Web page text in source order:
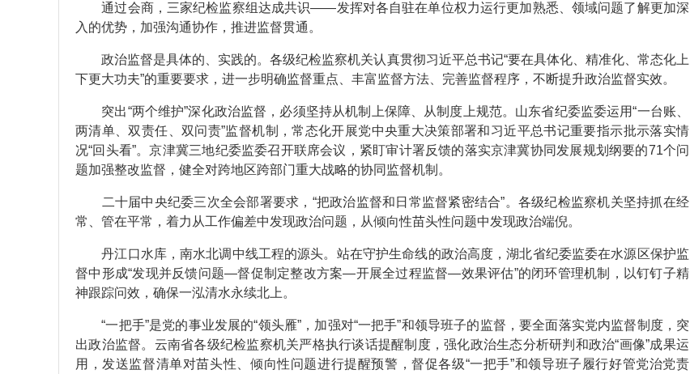
通过会商，三家纪检监察组达成共识——发挥对各自驻在单位权力运行更加熟悉、领域问题了解更加深
入的优势，加强沟通协作，推进监督贯通。
政治监督是具体的、实践的。各级纪检监察机关认真贯彻习近平总书记“要在具体化、精准化、常态化上
下更大功夫”的重要要求，进一步明确监督重点、丰富监督方法、完善监督程序，不断提升政治监督实效。
突出“两个维护”深化政治监督，必须坚持从机制上保障、从制度上规范。山东省纪委监委运用“一台账、
两清单、双责任、双问责”监督机制，常态化开展党中央重大决策部署和习近平总书记重要指示批示落实情
况“回头看”。京津冀三地纪委监委召开联席会议，紧盯审计署反馈的落实京津冀协同发展规划纲要的71个问
题加强整改监督，健全对跨地区跨部门重大战略的协同监督机制。
二十届中央纪委三次全会部署要求，“把政治监督和日常监督紧密结合”。各级纪检监察机关坚持抓在经
常、管在平常，着力从工作偏差中发现政治问题，从倾向性苗头性问题中发现政治端倪。
丹江口水库，南水北调中线工程的源头。站在守护生命线的政治高度，湖北省纪委监委在水源区保护监
督中形成“发现并反馈问题—督促制定整改方案—开展全过程监督—效果评估”的闭环管理机制，以钉钉子精
神跟踪问效，确保一泓清水永续北上。
“一把手”是党的事业发展的“领头雁”，加强对“一把手”和领导班子的监督，要全面落实党内监督制度，突
出政治监督。云南省各级纪检监察机关严格执行谈话提醒制度，强化政治生态分析研判和政治“画像”成果运
用，发送监督清单对苗头性、倾向性问题进行提醒预警，督促各级“一把手”和领导班子履行好管党治党责